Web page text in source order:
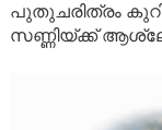
പുതുചരിത്രം
സണ്ണിയ്ക്ക്